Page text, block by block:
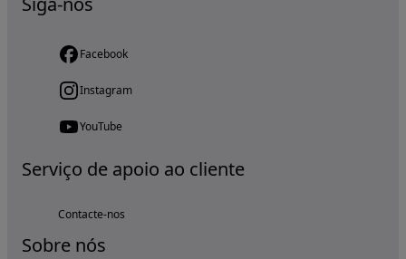
Facebook
Instagram
YouTube
Serviço de apoio ao cliente
Contacte-nos
Sobre nós